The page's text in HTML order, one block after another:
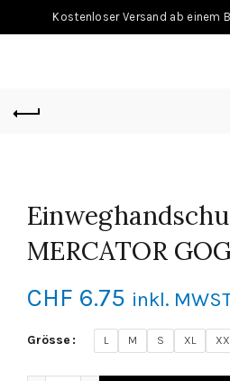
Kostenloser Versand ab einem
MERCATOR
CHF 6.75 inkl.
Grösse L M S XL